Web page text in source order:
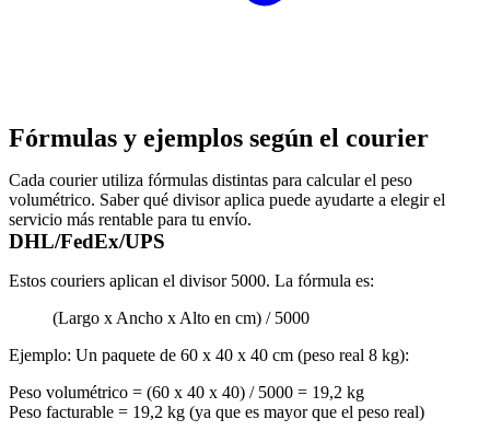
Fórmulas y ejemplos según el courier
Cada courier utiliza fórmulas distintas para calcular el peso
volumétrico. Saber qué divisor aplica puede ayudarte a elegir el
servicio más rentable para tu envío.
DHL/FedEx/UPS
Estos couriers aplican el divisor 5000. La fórmula es:
(Largo x Ancho x Alto en cm) / 5000
Ejemplo: Un paquete de 60 x 40 x 40 cm (peso real 8 kg):
Peso volumétrico = (60 x 40 x 40) / 5000 = 19,2 kg
Peso facturable = 19,2 kg (ya que es mayor que el peso real)